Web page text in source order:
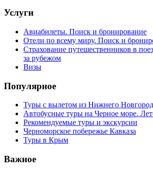
Услуги
Авиабилеты. Поиск и бронирование
Отели по всему миру. Поиск и
Страхование путешественников в
за рубежом
Визы
Популярное
Туры с вылетом из Нижнего
Автобусные туры на Черное море.
Рекомендуемые туры и экскурсии
Черноморское побережье Кавказа
Туры в Крым
Важное